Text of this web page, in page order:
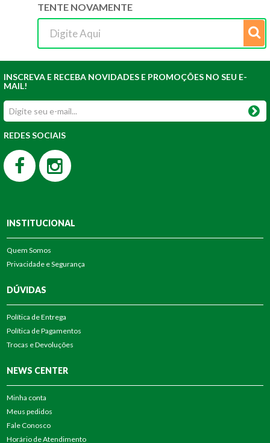
TENTE NOVAMENTE
INSCREVA E RECEBA NOVIDADES E PROMOÇÕES NO SEU E-
MAIL!
REDES SOCIAIS
INSTITUCIONAL
Quem Somos
Privacidade e Segurança
DÚVIDAS
Política de Entrega
Política de Pagamentos
Trocas e Devoluções
NEWS CENTER
Minha conta
Meus pedidos
Fale Conosco
Horário de Atendimento